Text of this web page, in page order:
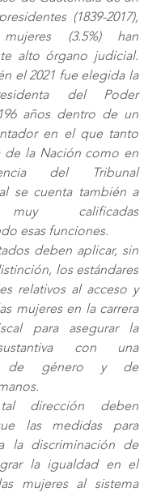
(1839-2017),
(3.5%) han
alto órgano judicial.
el 2021 fue elegida la
del Poder
años dentro de un
en el que tanto
de la Nación como en
del Tribunal
se cuenta también a
calificadas
esas funciones.
deben aplicar, sin
los estándares
relativos al acceso y
mujeres en la carrera
para asegurar la
con una
de género y de
dirección deben
las medidas para
la discriminación de
la igualdad en el
mujeres al sistema